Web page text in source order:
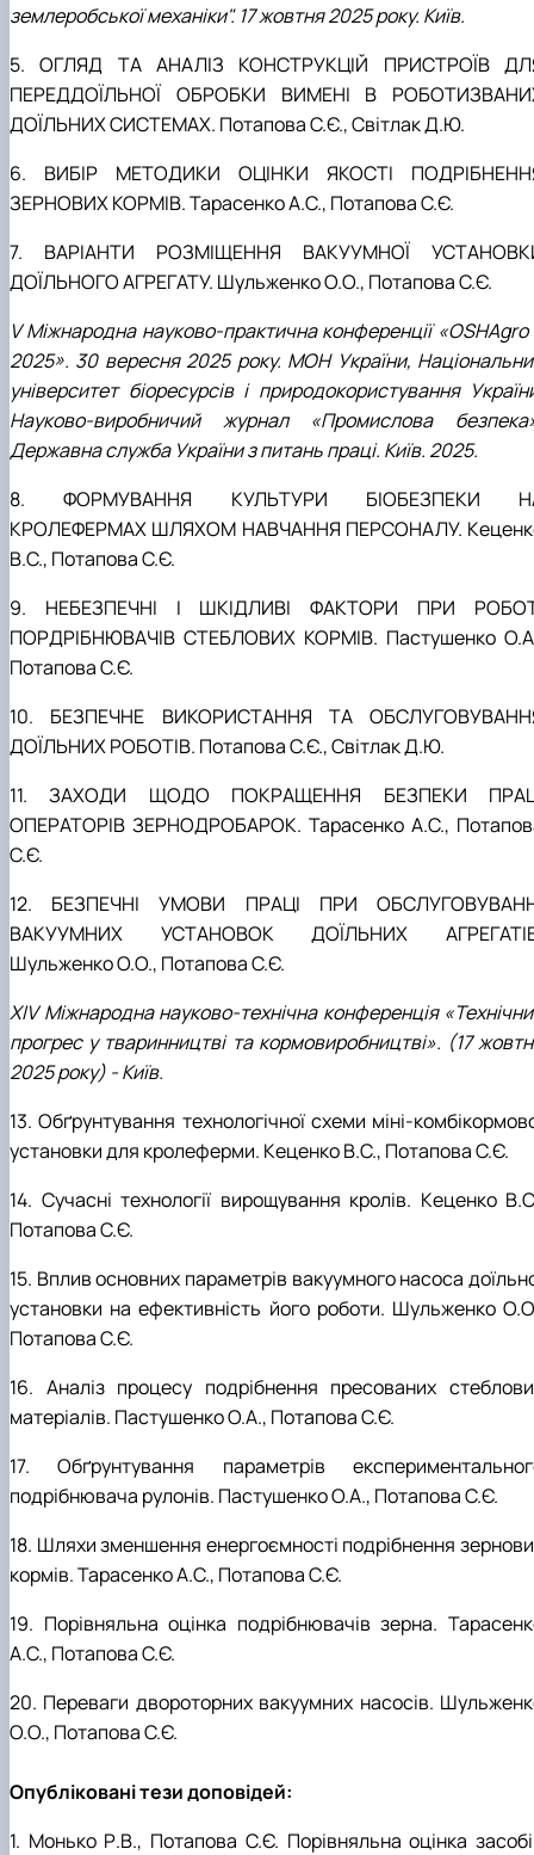
землеробської механіки". 17 жовтня 2025 року. Київ.
5. ОГЛЯД ТА АНАЛІЗ КОНСТРУКЦІЙ ПРИСТРОЇВ
ПЕРЕДДОЇЛЬНОЇ ОБРОБКИ ВИМЕНІ В
ДОЇЛЬНИХ СИСТЕМАХ. Потапова С.Є., Світлак Д.Ю.
6. ВИБІР МЕТОДИКИ ОЦІНКИ ЯКОСТІ
ЗЕРНОВИХ КОРМІВ. Тарасенко А.С., Потапова С.Є.
7. ВАРІАНТИ РОЗМІЩЕННЯ ВАКУУМНОЇ
ДОЇЛЬНОГО АГРЕГАТУ. Шульженко О.О., Потапова С.Є.
V Міжнародна науково-практична конференції «OSHAgro
2025». 30 вересня 2025 року. МОН України,
університет біоресурсів і природокористування
Науково-виробничий журнал «Промислова
Державна служба України з питань праці. Київ. 2025.
8. ФОРМУВАННЯ КУЛЬТУРИ БІОБЕЗПЕКИ
КРОЛЕФЕРМАХ ШЛЯХОМ НАВЧАННЯ ПЕРСОНАЛУ.
В.С., Потапова С.Є.
9. НЕБЕЗПЕЧНІ І ШКІДЛИВІ ФАКТОРИ ПРИ
ПОРДРІБНЮВАЧІВ СТЕБЛОВИХ КОРМІВ. Пастушенко
Потапова С.Є.
10. БЕЗПЕЧНЕ ВИКОРИСТАННЯ ТА
ДОЇЛЬНИХ РОБОТІВ. Потапова С.Є., Світлак Д.Ю.
11. ЗАХОДИ ЩОДО ПОКРАЩЕННЯ БЕЗПЕКИ
ОПЕРАТОРІВ ЗЕРНОДРОБАРОК. Тарасенко А.С.,
С.Є.
12. БЕЗПЕЧНІ УМОВИ ПРАЦІ ПРИ
ВАКУУМНИХ УСТАНОВОК ДОЇЛЬНИХ
Шульженко О.О., Потапова С.Є.
XІV Міжнародна науково-технічна конференція
прогрес у тваринництві та кормовиробництві». (17
2025 року) - Київ.
13. Обґрунтування технологічної схеми міні-
установки для кролеферми. Кеценко В.С., Потапова С.Є.
14. Сучасні технології вирощування кролів. Кеценко
Потапова С.Є.
15. Вплив основних параметрів вакуумного насоса
установки на ефективність його роботи. Шульженко
Потапова С.Є.
16. Аналіз процесу подрібнення пресованих
матеріалів. Пастушенко О.А., Потапова С.Є.
17. Обґрунтування параметрів
подрібнювача рулонів. Пастушенко О.А., Потапова С.Є.
18. Шляхи зменшення енергоємності подрібнення
кормів. Тарасенко А.С., Потапова С.Є.
19. Порівняльна оцінка подрібнювачів зерна.
А.С., Потапова С.Є.
20. Переваги двороторних вакуумних насосів.
О.О., Потапова С.Є.
Опубліковані тези доповідей:
1. Монько Р.В., Потапова С.Є. Порівняльна оцінка